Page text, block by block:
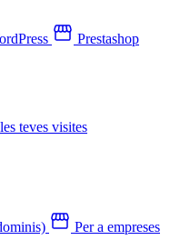
Prestashop
teves visites
Per a empreses